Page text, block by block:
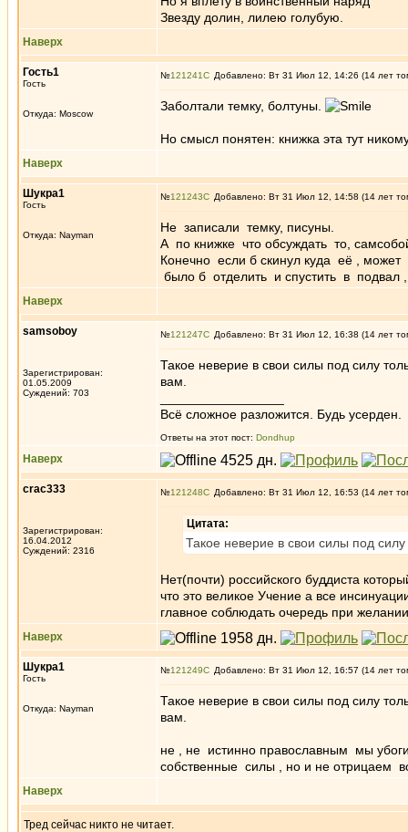
Звезду долин, лилею голубую.
Наверх
Гость1
Гость
Откуда: Moscow
№121241 Добавлено: Вт 31 Июл 12, 14:26 (14 лет
Заболтали темку, болтуны.
Но смысл понятен: книжка эта тут
Наверх
Шукра1
Гость
Откуда: Nayman
№121243 Добавлено: Вт 31 Июл 12, 14:58 (14 лет
Не записали темку, писуны.
А по книжке что обсуждать то,
Конечно если б скинул куда её ,
было б отделить и спустить в подвал
Наверх
samsoboy
Зарегистрирован:
01.05.2009
Суждений: 703
№121247 Добавлено: Вт 31 Июл 12, 16:38 (14 лет
Такое неверие в свои силы под силу
вам.
Всё сложное разложится. Будь усерден.
Ответы на этот пост: Dondhup
Наверх
crac333
Зарегистрирован:
16.04.2012
Суждений: 2316
№121248 Добавлено: Вт 31 Июл 12, 16:53 (14 лет
Цитата:
Такое неверие в свои силы под
Нет(почти) российского буддиста
что это великое Учение а все
главное соблюдать очередь при
Наверх
Шукра1
Гость
Откуда: Nayman
№121249 Добавлено: Вт 31 Июл 12, 16:57 (14 лет
Такое неверие в свои силы под силу
вам.
не , не истинно православным мы
собственные силы , но и не отрицаем
Наверх
Тред сейчас никто не читает.